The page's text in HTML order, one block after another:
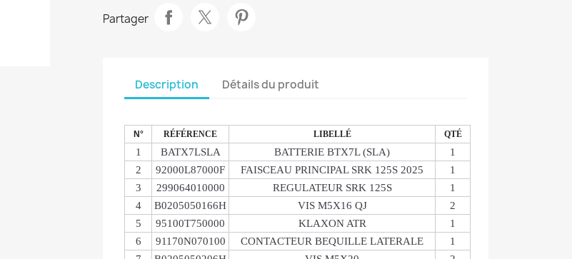
Partager
Description Détails du produit
N° RÉFÉRENCE LIBELLÉ QTÉ
1 BATX7LSLA BATTERIE BTX7L (SLA)
1
2
92000L87000F FAISCEAU PRINCIPAL SRK 125S 2025
1
3
299064010000 REGULATEUR SRK 125S
1
4
B0205050166H VIS M5X16 QJ
2
5
95100T750000 KLAXON ATR
1
6
91170N070100 CONTACTEUR BEQUILLE LATERALE
1